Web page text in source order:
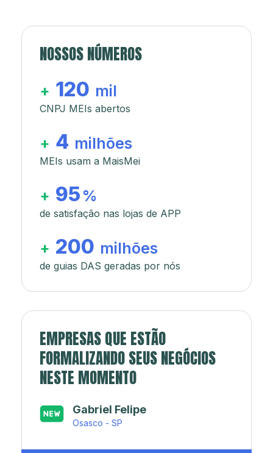
NOSSOS NÚMEROS
+ 120 mil
CNPJ MEIs abertos
+ 4 milhões
MEIs usam a MaisMei
+ 95 %
de satisfação nas lojas de APP
+ 200 milhões
de guias DAS geradas por nós
EMPRESAS QUE ESTÃO
FORMALIZANDO SEUS NEGÓCIOS
NESTE MOMENTO
Japa’s açaí e sorveteria
Rio de Janeiro - RJ